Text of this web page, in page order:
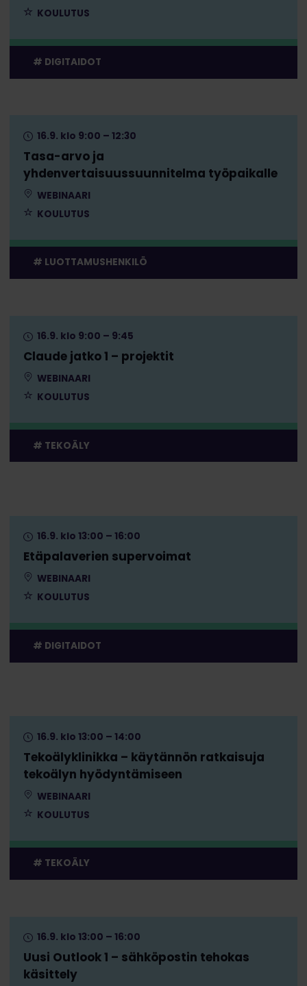
KOULUTUS
DIGITAIDOT
Tasa-arvo ja
yhdenvertaisuussuunnitelma työpaikalle
16.9. klo 9:00 – 12:30
WEBINAARI
KOULUTUS
LUOTTAMUSHENKILÖ
Claude jatko 1 – projektit
16.9. klo 9:00 – 9:45
WEBINAARI
KOULUTUS
TEKOÄLY
Etäpalaverien supervoimat
16.9. klo 13:00 – 16:00
WEBINAARI
KOULUTUS
DIGITAIDOT
Tekoälyklinikka – käytännön ratkaisuja
tekoälyn hyödyntämiseen
16.9. klo 13:00 – 14:00
WEBINAARI
KOULUTUS
TEKOÄLY
Uusi Outlook 1 – sähköpostin tehokas
käsittely
16.9. klo 13:00 – 16:00